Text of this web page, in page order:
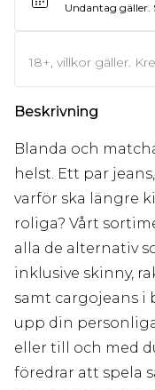
Undantag gäller.
18+, villkor gäller.
Beskrivning
Blanda och
helst. Ett par
varför ska längre
roliga? Vårt
alla de alternativ
inklusive skinny,
samt cargojeans i
upp din
eller till och med
föredrar att spela